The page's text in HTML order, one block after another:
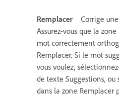
Remplacer
Corrige
Assurez-vous que la zone
mot correctement
Remplacer. Si le mot
vous voulez,
de texte Suggestions, ou
dans la zone Remplacer